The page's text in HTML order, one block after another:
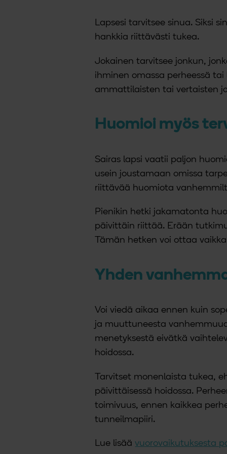
Lapsesi tarvitsee sinua. Siksi
hankkia riittävästi tukea.
Jokainen tarvitsee jonkun,
ihminen omassa perheessä
ammattilaisten tai vertaisten
Huomioi myös
Sairas lapsi vaatii paljon
usein joustamaan omissa
riittävää huomiota
Pienikin hetki jakamatonta
päivittäin riittää. Erään
Tämän hetken voi ottaa
Yhden
Voi viedä aikaa ennen kuin
ja muuttuneesta
menetyksestä eivätkä
hoidossa.
Tarvitset monenlaista tukea,
päivittäisessä hoidossa.
toimivuus, ennen kaikkea
tunneilmapiiri.
Lue lisäävuorovaikutuksesta